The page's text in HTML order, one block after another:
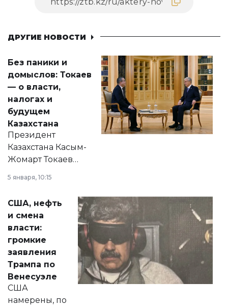
ДРУГИЕ НОВОСТИ
Без паники и
домыслов: Токаев
— о власти,
налогах и
будущем
Казахстана
Президент
Казахстана Касым-
Жомарт Токаев
сразу несколько
актуальных тем —
от слухов о
политических
реформах до
вопросов армии,
экономики и
личного здоровья.
5 января, 10:15
США, нефть
и смена
власти:
громкие
заявления
Трампа по
Венесуэле
США
намерены, по